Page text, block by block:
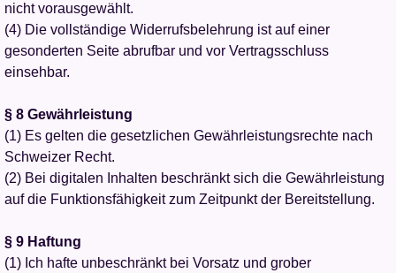
nicht vorausgewählt.
(4) Die vollständige Widerrufsbelehrung ist auf einer
gesonderten Seite abrufbar und vor Vertragsschluss
einsehbar.
§ 8 Gewährleistung
(1) Es gelten die gesetzlichen Gewährleistungsrechte nach
Schweizer Recht.
(2) Bei digitalen Inhalten beschränkt sich die Gewährleistung
auf die Funktionsfähigkeit zum Zeitpunkt der Bereitstellung.
§ 9 Haftung
(1) Ich hafte unbeschränkt bei Vorsatz und grober